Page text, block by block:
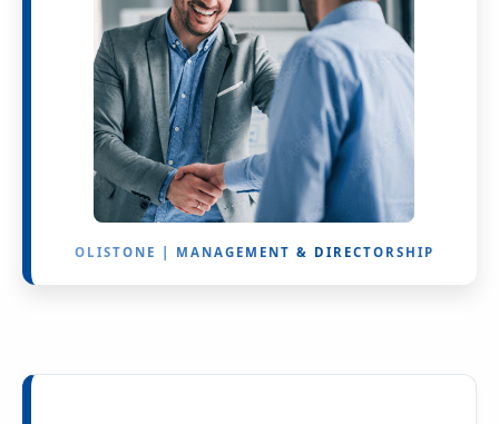
OLISTONE | MANAGEMENT & DIRECTORSHIP